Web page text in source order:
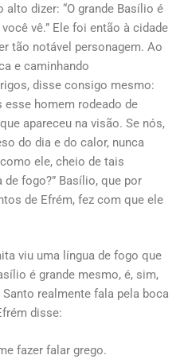
alto dizer: “O grande Basílio é
vê.” Ele foi então à cidade
tão notável personagem. Ao
e caminhando
disse consigo mesmo:
esse homem rodeado de
apareceu na visão. Se nós,
do dia e do calor, nunca
ele, cheio de tais
fogo?” Basílio, que por
de Efrém, fez com que ele
viu uma língua de fogo que
é grande mesmo, é, sim,
realmente fala pela boca
disse:
fazer falar grego.